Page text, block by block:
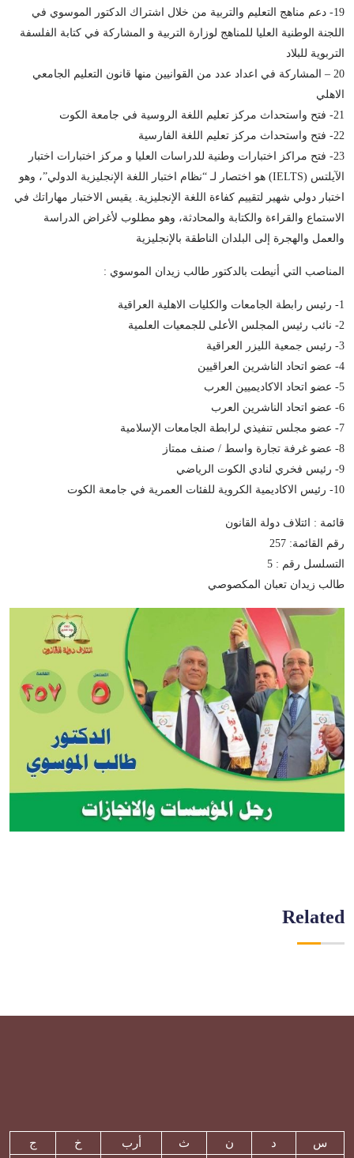
19- دعم مناهج التعليم والتربية من خلال اشتراك الدكتور الموسوي في
اللجنة الوطنية العليا للمناهج لوزارة التربية و المشاركة في كتابة الفلسفة
التربوية للبلاد
20 – المشاركة في اعداد عدد من القوانيين منها قانون التعليم الجامعي
الاهلي
21- فتح واستحداث مركز تعليم اللغة الروسية في جامعة الكوت
22- فتح واستحداث مركز تعليم اللغة الفارسية
23- فتح مراكز اختبارات وطنية للدراسات العليا و مركز اختبارات اختبار
الآيلتس (IELTS) هو اختصار لـ “نظام اختبار اللغة الإنجليزية الدولي”، وهو
اختبار دولي شهير لتقييم كفاءة اللغة الإنجليزية. يقيس الاختبار مهاراتك في
الاستماع والقراءة والكتابة والمحادثة، وهو مطلوب لأغراض الدراسة
والعمل والهجرة إلى البلدان الناطقة بالإنجليزية
المناصب التي أنيطت بالدكتور طالب زيدان الموسوي :
1- رئيس رابطة الجامعات والكليات الاهلية العراقية
2- نائب رئيس المجلس الأعلى للجمعيات العلمية
3- رئيس جمعية الليزر العراقية
4- عضو اتحاد الناشرين العراقيين
5- عضو اتحاد الاكاديميين العرب
6- عضو اتحاد الناشرين العرب
7- عضو مجلس تنفيذي لرابطة الجامعات الإسلامية
8- عضو غرفة تجارة واسط / صنف ممتاز
9- رئيس فخري لنادي الكوت الرياضي
10- رئيس الاكاديمية الكروية للفئات العمرية في جامعة الكوت
قائمة : ائتلاف دولة القانون
رقم القائمة: 257
التسلسل رقم : 5
طالب زيدان تعبان المكصوصي
Related
س د ن ث أرب خ
ج